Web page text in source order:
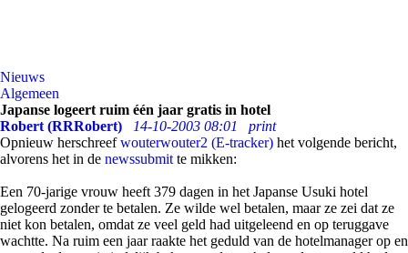
Nieuws
Algemeen
Japanse logeert ruim één jaar gratis in hotel
Robert (RRRobert)
14-10-2003 08:01
print
Opnieuw herschreefwouterwouter2 (E-tracker) het volgende bericht,
alvorens het in de newssubmit te mikken:
Een 70-jarige vrouw heeft 379 dagen in het Japanse Usuki hotel
gelogeerd zonder te betalen. Ze wilde wel betalen, maar ze zei dat ze
niet kon betalen, omdat ze veel geld had uitgeleend en op teruggave
wachtte. Na ruim een jaar raakte het geduld van de hotelmanager op en